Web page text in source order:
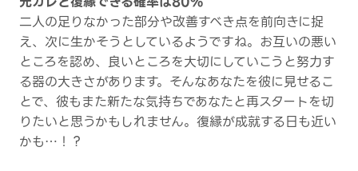
二人の足りなかった部分や改善すべき点を前向きに捉
え、次に生かそうとしているようですね。お互いの悪い
ところを認め、良いところを大切にしていこうと努力す
る器の大きさがあります。そんなあなたを彼に見せるこ
とで、彼もまた新たな気持ちであなたと再スタートを切
りたいと思うかもしれません。復縁が成就する日も近い
かも…！？